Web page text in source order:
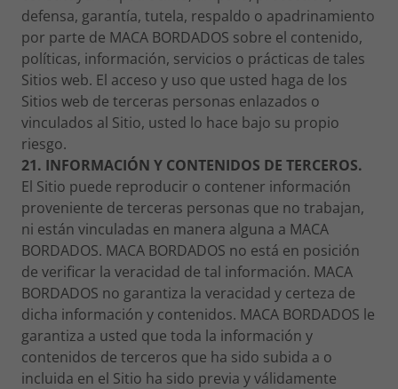
defensa, garantía, tutela, respaldo o apadrinamiento
por parte de MACA BORDADOS sobre el contenido,
políticas, información, servicios o prácticas de tales
Sitios web. El acceso y uso que usted haga de los
Sitios web de terceras personas enlazados o
vinculados al Sitio, usted lo hace bajo su propio
riesgo.
21. INFORMACIÓN Y CONTENIDOS DE TERCEROS.
El Sitio puede reproducir o contener información
proveniente de terceras personas que no trabajan,
ni están vinculadas en manera alguna a MACA
BORDADOS. MACA BORDADOS no está en posición
de verificar la veracidad de tal información. MACA
BORDADOS no garantiza la veracidad y certeza de
dicha información y contenidos. MACA BORDADOS le
garantiza a usted que toda la información y
contenidos de terceros que ha sido subida a o
incluida en el Sitio ha sido previa y válidamente